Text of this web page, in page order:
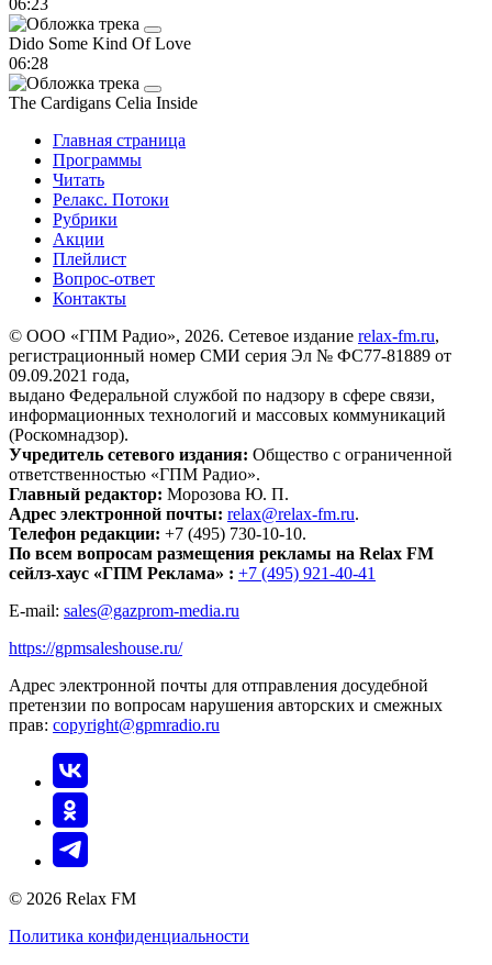
Dido Some Kind Of Love
06:28
The Cardigans Celia Inside
Главная страница
Программы
Читать
Релакс. Потоки
Рубрики
Акции
Плейлист
Вопрос-ответ
Контакты
© ООО «ГПМ Радио», 2026. Сетевое издание relax-fm.ru,
регистрационный номер СМИ серия Эл № ФС77-81889 от
09.09.2021 года,
выдано Федеральной службой по надзору в сфере связи,
информационных технологий и массовых коммуникаций
(Роскомнадзор).
Учредитель сетевого издания: Общество с ограниченной
ответственностью «ГПМ Радио».
Главный редактор: Морозова Ю. П.
Адрес электронной почты: relax@relax-fm.ru.
Телефон редакции: +7 (495) 730-10-10.
По всем вопросам размещения рекламы на Relax FM
сейлз-хаус «ГПМ Реклама» : +7 (495) 921-40-41
E-mail: sales@gazprom-media.ru
https://gpmsaleshouse.ru/
Адрес электронной почты для отправления досудебной
претензии по вопросам нарушения авторских и смежных
прав: copyright@gpmradio.ru
© 2026 Relax FM
Политика конфиденциальности